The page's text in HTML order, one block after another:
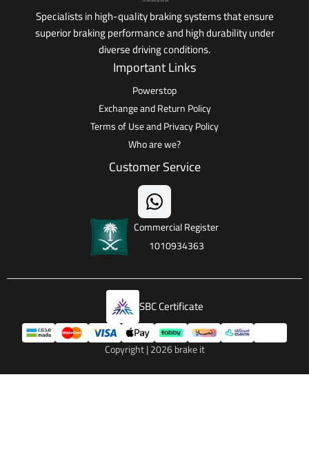
Specialists in high-quality braking systems that ensure
superior braking performance and high durability under
diverse driving conditions.
Important Links
Powerstop
Exchange and Return Policy
Terms of Use and Privacy Policy
Who are we?
Customer Service
Commercial Register
1010934363
SBC Certificate
Copyright | 2026brake it